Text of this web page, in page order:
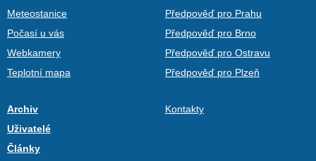
Meteostanice
Počasí u vás
Webkamery
Teplotní mapa
Předpověď pro Prahu
Předpověď pro Brno
Předpověď pro Ostravu
Předpověď pro Plzeň
Archiv
Uživatelé
Články
Kontakty